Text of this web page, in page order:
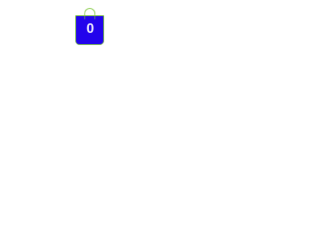
0